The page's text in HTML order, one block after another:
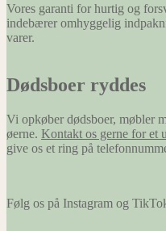
Vores garanti for hurtig og
indebærer omhyggelig
varer.
Dødsboer ryddes
Vi opkøber dødsboer, møbler
øerne. Kontakt os gerne for et
give os et ring på
Følg os på Instagram og